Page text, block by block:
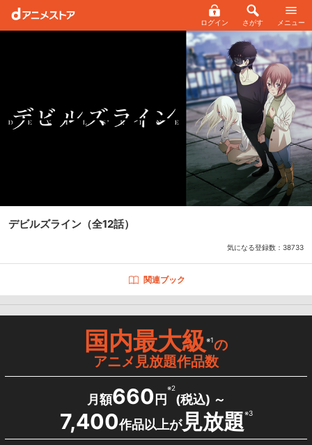
ログイン さがす メニュー
デビルズライン （全12話）
気になる登録数： 38733
関連ブック
国内最大級※1の
アニメ見放題作品数
月額660 円
※2
(税込) ～
7,400作品以上が見放題※3